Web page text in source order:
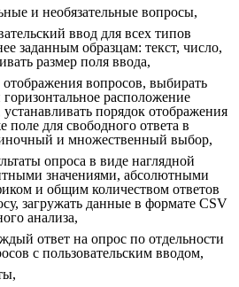
и необязательные вопросы,
ввод для всех типов
заданным образцам: текст, число,
размер поля ввода,
отображения вопросов, выбирать
расположение
устанавливать порядок отображения
поле для свободного ответа в
и множественный выбор,
опроса в виде наглядной
значениями, абсолютными
и общим количеством ответов
загружать данные в формате CSV
анализа,
ответ на опрос по отдельности
с пользовательским вводом,